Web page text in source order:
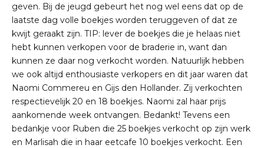
geven. Bij de jeugd gebeurt het nog wel eens dat op de
laatste dag volle boekjes worden teruggeven of dat ze
kwijt geraakt zijn. TIP: lever de boekjes die je helaas niet
hebt kunnen verkopen voor de braderie in, want dan
kunnen ze daar nog verkocht worden. Natuurlijk hebben
we ook altijd enthousiaste verkopers en dit jaar waren dat
Naomi Commereu en Gijs den Hollander. Zij verkochten
respectievelijk 20 en 18 boekjes. Naomi zal haar prijs
aankomende week ontvangen. Bedankt! Tevens een
bedankje voor Ruben die 25 boekjes verkocht op zijn werk
en Marlisah die in haar eetcafe 10 boekjes verkocht. Een